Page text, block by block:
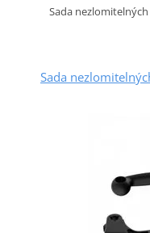
Sada nezlomitelných
Sada